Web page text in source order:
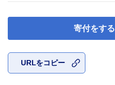
寄付をする
URLをコピー